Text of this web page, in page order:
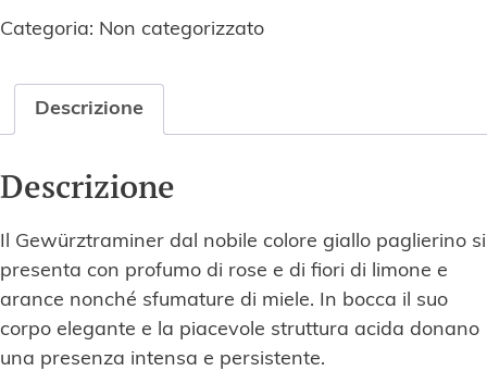
quantità
Categoria: Non categorizzato
Descrizione
Descrizione
Il Gewürztraminer dal nobile colore giallo paglierino si
presenta con profumo di rose e di fiori di limone e
arance nonché sfumature di miele. In bocca il suo
corpo elegante e la piacevole struttura acida donano
una presenza intensa e persistente.